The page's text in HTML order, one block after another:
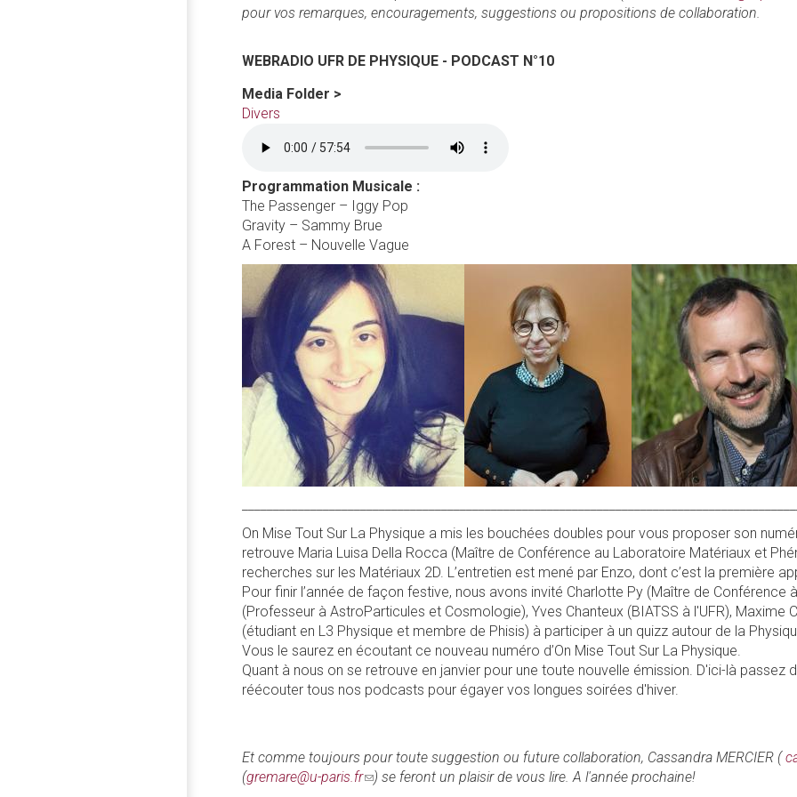
pour vos remarques, encouragements, suggestions ou propositions de collaboration.
WEBRADIO UFR DE PHYSIQUE - PODCAST N°10
Media Folder >
Divers
Programmation Musicale :
The Passenger – Iggy Pop
Gravity – Sammy Brue
A Forest – Nouvelle Vague
On Mise Tout Sur La Physique a mis les bouchées doubles pour vous proposer son
retrouve Maria Luisa Della Rocca (Maître de Conférence au Laboratoire Matériaux et
recherches sur les Matériaux 2D. L’entretien est mené par Enzo, dont c’est la première
Pour finir l’année de façon festive, nous avons invité Charlotte Py (Maître de
(Professeur à AstroParticules et Cosmologie), Yves Chanteux (BIATSS à l'UFR), Maxime
(étudiant en L3 Physique et membre de Phisis) à participer à un quizz autour de la
Vous le saurez en écoutant ce nouveau numéro d’On Mise Tout Sur La Physique.
Quant à nous on se retrouve en janvier pour une toute nouvelle émission. D'ici-là passez
réécouter tous nos podcasts pour égayer vos longues soirées d'hiver.
Et comme toujours pour toute suggestion ou future collaboration, Cassandra MERCIER (
(gremare@u-paris.fr(link) se feront un plaisir de vous lire. A l'année prochaine!